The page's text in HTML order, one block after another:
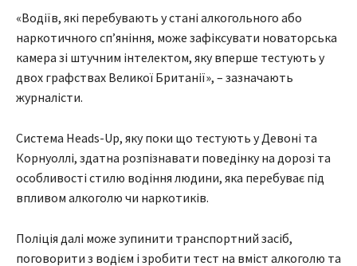
«Водіїв, які перебувають у стані алкогольного або
наркотичного сп’яніння, може зафіксувати новаторська
камера зі штучним інтелектом, яку вперше тестують у
двох графствах Великої Британії», – зазначають
журналісти.
Система Heads-Up, яку поки що тестують у Девоні та
Корнуоллі, здатна розпізнавати поведінку на дорозі та
особливості стилю водіння людини, яка перебуває під
впливом алкоголю чи наркотиків.
Поліція далі може зупинити транспортний засіб,
поговорити з водієм і зробити тест на вміст алкоголю та